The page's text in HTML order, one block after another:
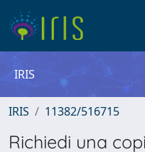
IRIS
IRIS 11382/516715
Richiedi una